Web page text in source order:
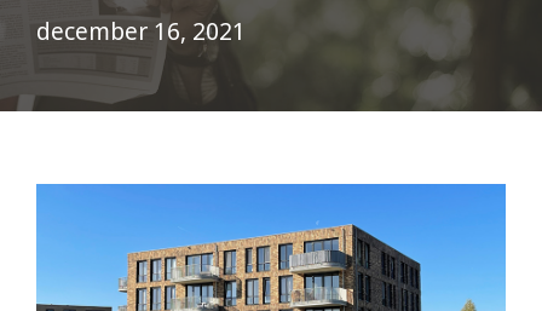
december 16, 2021